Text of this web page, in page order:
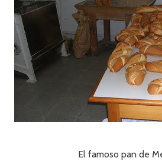
El famoso pan de